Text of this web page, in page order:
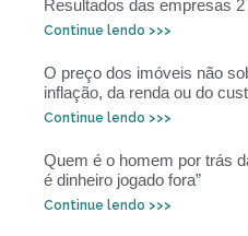
Resultados das empresas
Continue lendo >>>
O preço dos imóveis não
inflação, da renda ou do
Continue lendo >>>
Quem é o homem por trás
é dinheiro jogado fora”
Continue lendo >>>